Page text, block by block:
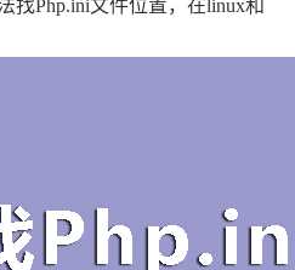
找Php.ini文件位置，在linux和